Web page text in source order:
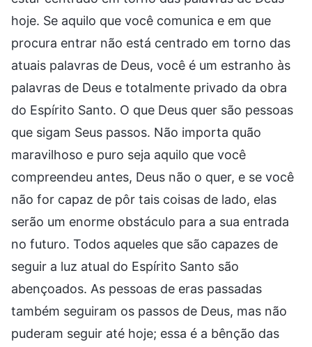
hoje. Se aquilo que você comunica e em que
procura entrar não está centrado em torno das
atuais palavras de Deus, você é um estranho às
palavras de Deus e totalmente privado da obra
do Espírito Santo. O que Deus quer são pessoas
que sigam Seus passos. Não importa quão
maravilhoso e puro seja aquilo que você
compreendeu antes, Deus não o quer, e se você
não for capaz de pôr tais coisas de lado, elas
serão um enorme obstáculo para a sua entrada
no futuro. Todos aqueles que são capazes de
seguir a luz atual do Espírito Santo são
abençoados. As pessoas de eras passadas
também seguiram os passos de Deus, mas não
puderam seguir até hoje; essa é a bênção das